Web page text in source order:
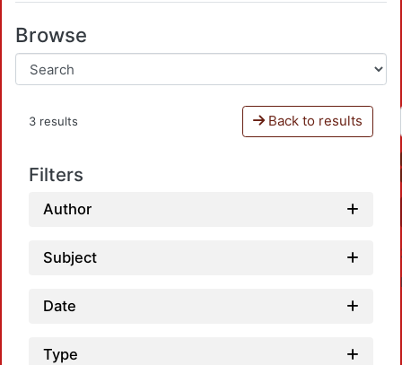
Browse
3 results Back to results
Filters
Author
Subject
Date
Type